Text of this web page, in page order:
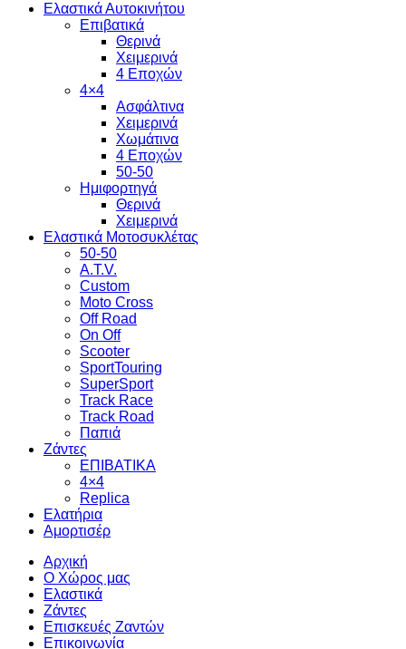
Ελαστικά Αυτοκινήτου
Επιβατικά
Θερινά
Χειμερινά
4 Εποχών
4×4
Ασφάλτινα
Χειμερινά
Χωμάτινα
4 Εποχών
50-50
Ημιφορτηγά
Θερινά
Χειμερινά
Ελαστικά Μοτοσυκλέτας
50-50
A.T.V.
Custom
Moto Cross
Off Road
On Off
Scooter
SportTouring
SuperSport
Track Race
Track Road
Παπιά
Ζάντες
ΕΠΙΒΑΤΙΚΑ
4×4
Replica
Ελατήρια
Αμορτισέρ
Αρχική
Ο Χώρος μας
Ελαστικά
Ζάντες
Επισκευές Ζαντών
Επικοινωνία